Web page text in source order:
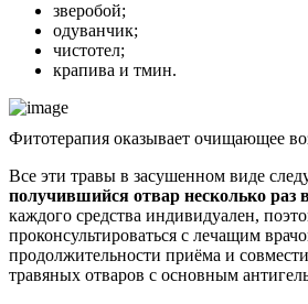
зверобой;
одуванчик;
чистотел;
крапива и тмин.
Фитотерапия оказывает очищающее
Все эти травы в засушенном виде
получившийся отвар несколько раз
каждого средства индивидуален,
проконсультироваться с лечащим
продолжительности приёма и
травяных отваров с основным